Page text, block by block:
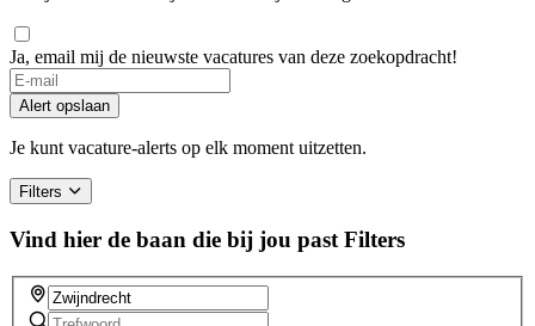
Ja, email mij de nieuwste vacatures van deze zoekopdracht!
Alert opslaan
Je kunt vacature-alerts op elk moment uitzetten.
Filters
Vind hier de baan die bij jou past Filters